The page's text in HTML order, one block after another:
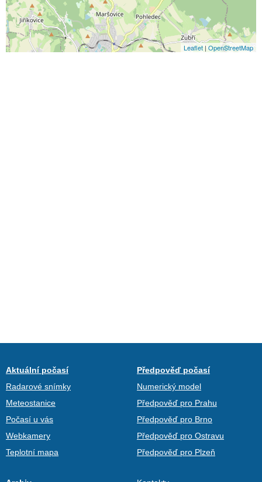
Leaflet | OpenStreetMap
Aktuální počasí
Radarové snímky
Meteostanice
Počasí u vás
Webkamery
Teplotní mapa
Předpověď počasí
Numerický model
Předpověď pro Prahu
Předpověď pro Brno
Předpověď pro Ostravu
Předpověď pro Plzeň